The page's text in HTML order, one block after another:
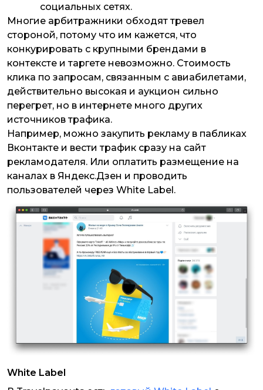
социальных сетях.
Многие арбитражники обходят тревел
стороной, потому что им кажется, что
конкурировать с крупными брендами в
контексте и таргете невозможно. Стоимость
клика по запросам, связанным с авиабилетами,
действительно высокая и аукцион сильно
перегрет, но в интернете много других
источников трафика.
Например, можно закупить рекламу в пабликах
Вконтакте и вести трафик сразу на сайт
рекламодателя. Или оплатить размещение на
каналах в Яндекс.Дзен и проводить
пользователей через White Label.
White Label